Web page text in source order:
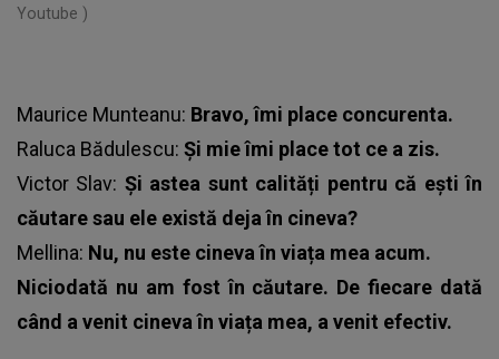
Youtube )
Maurice Munteanu: Bravo, îmi place concurenta.
Raluca Bădulescu: Și mie îmi place tot ce a zis.
Victor Slav: Și astea sunt calități pentru că ești în
căutare sau ele există deja în cineva?
Mellina: Nu, nu este cineva în viața mea acum.
Niciodată nu am fost în căutare. De fiecare dată
când a venit cineva în viața mea, a venit efectiv.